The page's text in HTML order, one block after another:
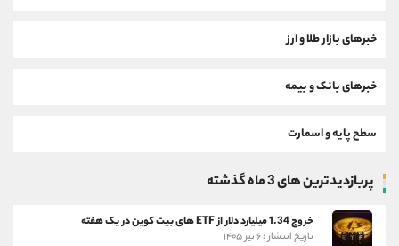
خبرهای بازار طلا و ارز
خبرهای بانک و بیمه
سطح پایه و اسمارت
پربازدیدترین های 3 ماه گذشته
خروج 1.34 میلیارد دلار از ETF های بیت کوین در یک هفته
تاریخ انتشار : ۶ تیر ۱۴۰۵